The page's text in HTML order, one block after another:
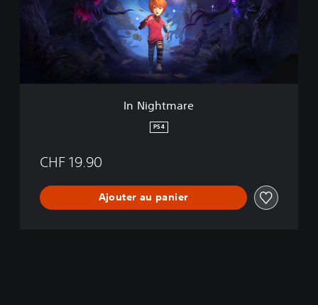
t
m
In Nightmare
PS4
CHF 19.90
Ajouter au panier